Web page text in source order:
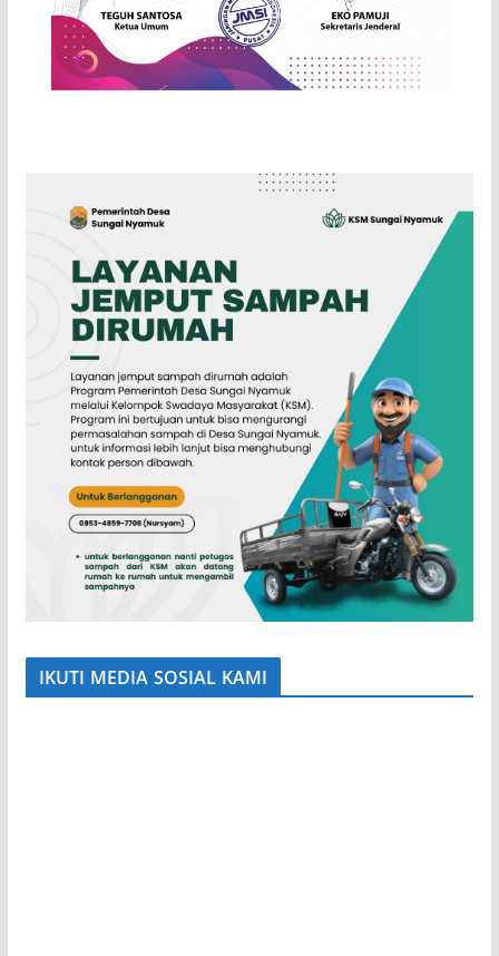
IKUTI MEDIA SOSIAL KAMI